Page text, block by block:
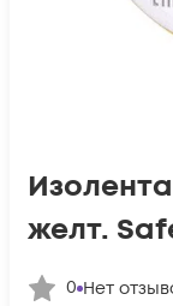
желт.
0 Нет